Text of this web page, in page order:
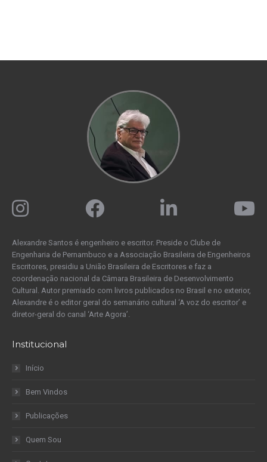
Alexandre Santos é engenheiro e escritor. Preside o Clube de
Engenharia de Pernambuco e a Associação Brasileira de Engenheiros
Escritores, presidiu a União Brasileira de Escritores e faz a
coordenação nacional da Câmara Brasileira de Desenvolvimento
Cultural. Autor premiado com livros publicados no Brasil e no exterior,
Alexandre é o editor geral do semanário cultural ‘A voz do escritor’ e
diretor-geral do canal ‘Arte Agora’.
Institucional
Início
Bem Vindos
Publicações
Quem Sou